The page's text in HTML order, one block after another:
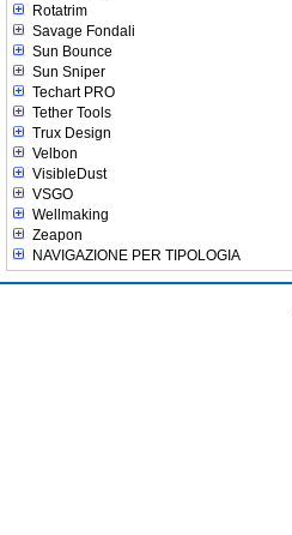
Rotatrim
Savage Fondali
Sun Bounce
Sun Sniper
Techart PRO
Tether Tools
Trux Design
Velbon
VisibleDust
VSGO
Wellmaking
Zeapon
NAVIGAZIONE PER TIPOLOGIA